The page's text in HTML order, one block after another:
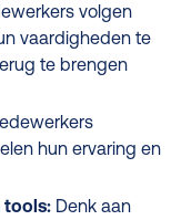
volgen
vaardigheden te
te brengen
hun ervaring en
tools: Denk aan